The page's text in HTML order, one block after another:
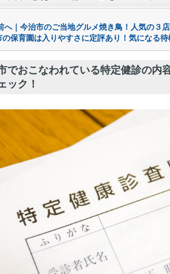
｜今治市のご当地グルメ焼き鳥！人気の３
の保育園は入りやすさに定評あり！気になる
でおこなわれている特定健診の内
ック！